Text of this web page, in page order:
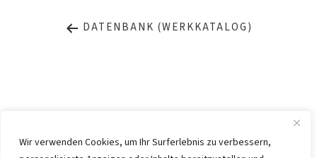
Wir verwenden Cookies, um Ihr Surferlebnis zu verbessern,
DATENBANK (WERKKATALOG)